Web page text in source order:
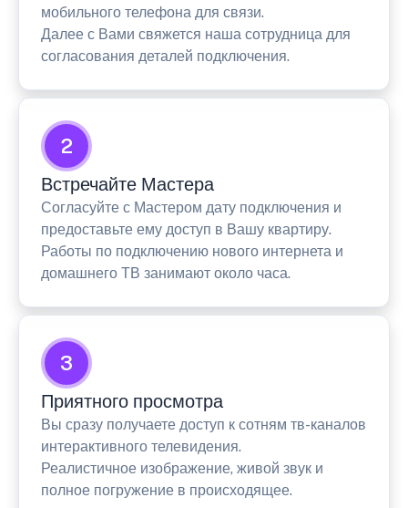
мобильного телефона для связи.
Далее с Вами свяжется наша сотрудница для
согласования деталей подключения.
2
Встречайте Мастера
Согласуйте с Мастером дату подключения и
предоставьте ему доступ в Вашу квартиру.
Работы по подключению нового интернета и
домашнего ТВ занимают около часа.
3
Приятного просмотра
Вы сразу получаете доступ к сотням тв-каналов
интерактивного телевидения.
Реалистичное изображение, живой звук и
полное погружение в происходящее.